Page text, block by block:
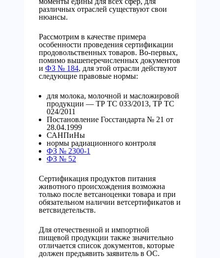
различных отраслей существуют свои
нюансы.
Рассмотрим в качестве примера
особенности проведения сертификации
продовольственных товаров. Во-первых,
помимо вышеперечисленных документов
и ФЗ № 184, для этой отрасли действуют
следующие правовые нормы:
для молока, молочной и масложировой
продукции — ТР ТС 033/2013, ТР ТС
024/2011
Постановление Госстандарта № 21 от
28.04.1999
САНПиНы
нормы радиационного контроля
ФЗ № 2300-1
ФЗ № 52
Сертификация продуктов питания
животного происхождения возможна
только после ветсаноценки товара и при
обязательном наличии ветсертификатов и
ветсвидетельств.
Для отечественной и импортной
пищевой продукции также значительно
отличается список документов, которые
должен предъявить заявитель в ОС.